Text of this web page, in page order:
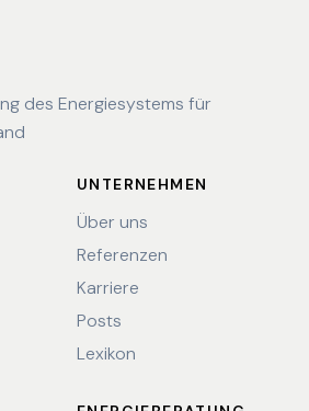
des Energiesystems für
UNTERNEHMEN
Über uns
Referenzen
Karriere
Posts
Lexikon